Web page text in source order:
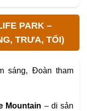
PARK –
TRƯA, TỐI)
sáng, Đoàn tham
Mountain – disản